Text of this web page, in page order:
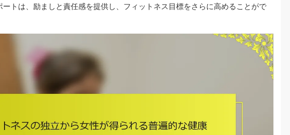
ートは、励ましと責任感を提供し、フィットネス目標をさらに高めることがで